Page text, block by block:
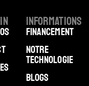
Informations
Financement
Notre
technologie
Blogs